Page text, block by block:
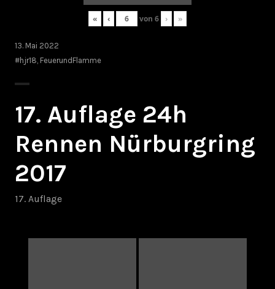
« ‹ von 6 › »
13. Mai 2022
#hjr18 FeuerundFlamme
17. Auflage 24h
Rennen Nürburgring
2017
17. Auflage